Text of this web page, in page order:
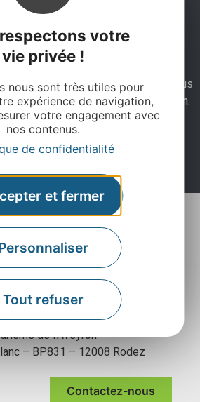
votre
vie privée !
nous sont très utiles pour
expérience de navigation,
votre engagement avec
nos contenus.
de confidentialité
et fermer
Tout refuser
newsletter mensuelle et laissez-vous
de votre séjour en Aveyron.
m'abonne ici
de l’Attractivité et du
de l’Aveyron
– BP831 – 12008 Rodez
Contactez-nous